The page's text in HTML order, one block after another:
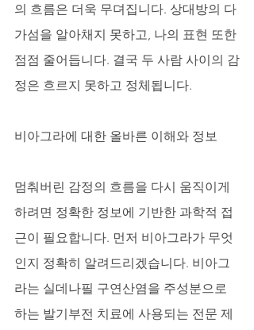
의 흐름은 더욱 무뎌집니다. 상대방의 다
가섬을 알아채지 못하고, 나의 표현 또한
점점 줄어듭니다. 결국 두 사람 사이의 감
정은 흐르지 못하고 정체됩니다.
비아그라에 대한 올바른 이해와 정보
멈춰버린 감정의 흐름을 다시 움직이게
하려면 정확한 정보에 기반한 과학적 접
근이 필요합니다. 먼저 비아그라가 무엇
인지 정확히 알려드리겠습니다. 비아그
라는 실데나필 구연산염을 주성분으로
하는 발기부전 치료에 사용되는 전문 제